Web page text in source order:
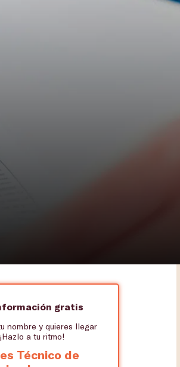
gratis
nombre y quieres llegar
a tu ritmo!
Técnico de